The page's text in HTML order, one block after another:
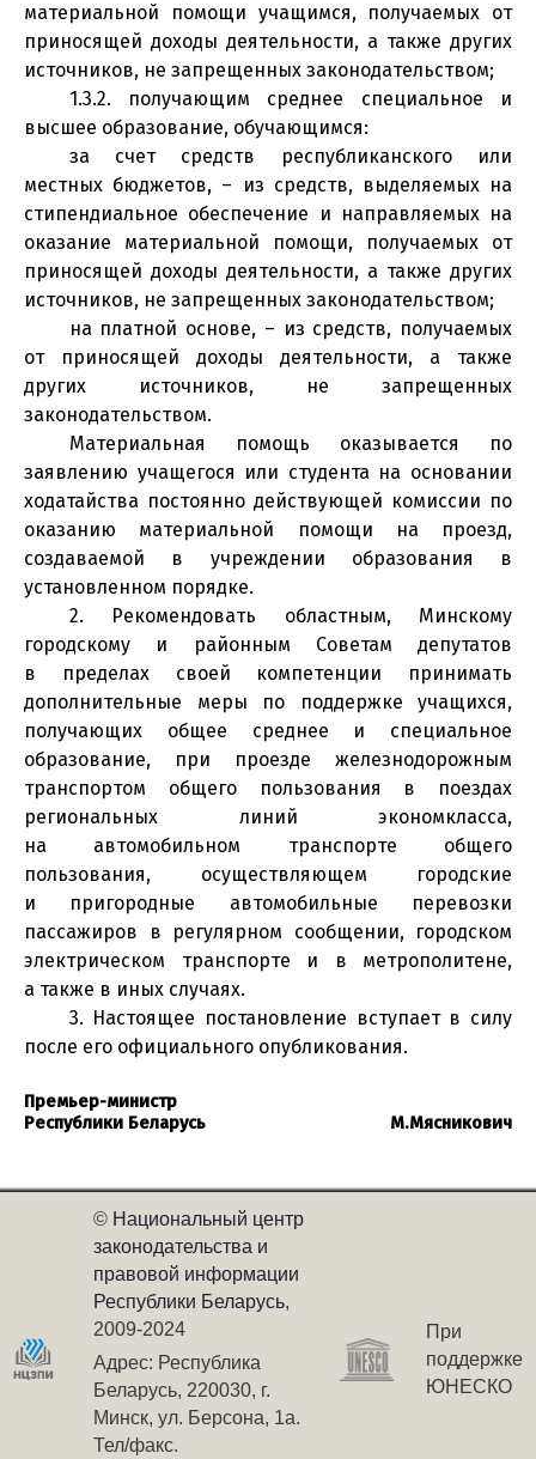
материальной помощи учащимся, получаемых от
приносящей доходы деятельности, а также других
источников, не запрещенных законодательством;
1.3.2. получающим среднее специальное и
высшее образование, обучающимся:
за счет средств республиканского или
местных бюджетов, – из средств, выделяемых на
стипендиальное обеспечение и направляемых на
оказание материальной помощи, получаемых от
приносящей доходы деятельности, а также других
источников, не запрещенных законодательством;
на платной основе, – из средств, получаемых
от приносящей доходы деятельности, а также
других источников, не запрещенных
законодательством.
Материальная помощь оказывается по
заявлению учащегося или студента на основании
ходатайства постоянно действующей комиссии по
оказанию материальной помощи на проезд,
создаваемой в учреждении образования в
установленном порядке.
2. Рекомендовать областным, Минскому
городскому и районным Советам депутатов
в пределах своей компетенции принимать
дополнительные меры по поддержке учащихся,
получающих общее среднее и специальное
образование, при проезде железнодорожным
транспортом общего пользования в поездах
региональных линий экономкласса,
на автомобильном транспорте общего
пользования, осуществляющем городские
и пригородные автомобильные перевозки
пассажиров в регулярном сообщении, городском
электрическом транспорте и в метрополитене,
а также в иных случаях.
3. Настоящее постановление вступает в силу
после его официального опубликования.
Премьер-министр
Республики Беларусь
М.Мясникович
© Национальный центр
законодательства и
правовой информации
Республики Беларусь,
2009-2024
Адрес: Республика
Беларусь, 220030, г.
Минск, ул. Берсона, 1а.
Тел/факс.
При
поддержке
ЮНЕСКО